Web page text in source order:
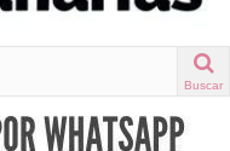
Buscar